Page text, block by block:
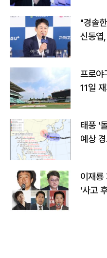
"경솔
신동엽
프로야
11일
태풍 '
예상
이재룡
'사고